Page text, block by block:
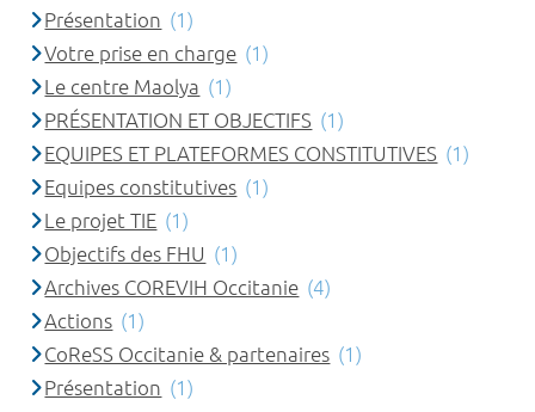
Présentation (1)
Votre prise en charge (1)
Le centre Maolya (1)
PRÉSENTATION ET OBJECTIFS (1)
EQUIPES ET PLATEFORMES CONSTITUTIVES (1)
Equipes constitutives (1)
Le projet TIE (1)
Objectifs des FHU (1)
Archives COREVIH Occitanie (4)
Actions (1)
CoReSS Occitanie & partenaires (1)
Présentation (1)